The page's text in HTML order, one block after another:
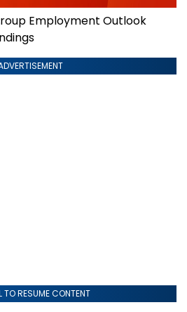
Employment Outlook
TO RESUME CONTENT